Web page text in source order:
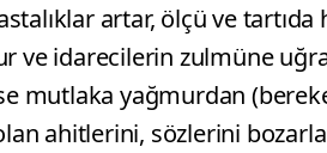
artar, ölçü ve tartıda
ve idarecilerin zulmüne
mutlaka yağmurdan
ahitlerini, sözlerini